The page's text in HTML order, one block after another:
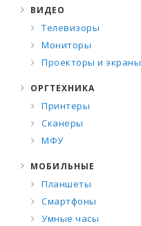
ВИДЕО
Телевизоры
Мониторы
Проекторы и экраны
ОРГТЕХНИКА
Принтеры
Сканеры
МФУ
МОБИЛЬНЫЕ
Планшеты
Смартфоны
Умные часы